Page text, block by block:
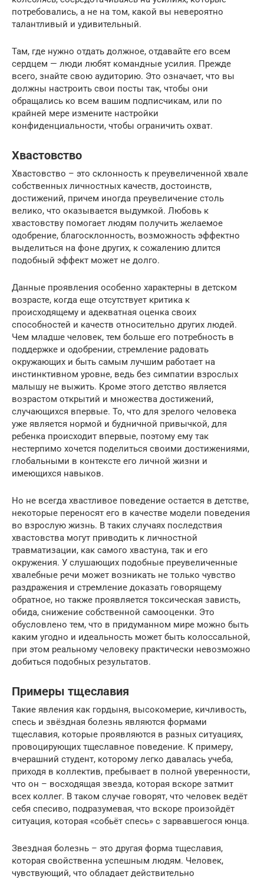
потребовались, а не на том, какой вы невероятно
талантливый и удивительный.
Там, где нужно отдать должное, отдавайте его всем
сердцем — люди любят командные усилия. Прежде
всего, знайте свою аудиторию. Это означает, что вы
должны настроить свои посты так, чтобы они
обращались ко всем вашим подписчикам, или по
крайней мере измените настройки
конфиденциальности, чтобы ограничить охват.
Хвастовство
Хвастовство – это склонность к преувеличенной хвале
собственных личностных качеств, достоинств,
достижений, причем иногда преувеличение столь
велико, что оказывается выдумкой. Любовь к
хвастовству помогает людям получить желаемое
одобрение, благосклонность, возможность эффектно
выделиться на фоне других, к сожалению длится
подобный эффект может не долго.
Данные проявления особенно характерны в детском
возрасте, когда еще отсутствует критика к
происходящему и адекватная оценка своих
способностей и качеств относительно других людей.
Чем младше человек, тем больше его потребность в
поддержке и одобрении, стремление радовать
окружающих и быть самым лучшим работает на
инстинктивном уровне, ведь без симпатии взрослых
малышу не выжить. Кроме этого детство является
возрастом открытий и множества достижений,
случающихся впервые. То, что для зрелого человека
уже является нормой и будничной привычкой, для
ребенка происходит впервые, поэтому ему так
нестерпимо хочется поделиться своими достижениями,
глобальными в контексте его личной жизни и
имеющихся навыков.
Но не всегда хвастливое поведение остается в детстве,
некоторые переносят его в качестве модели поведения
во взрослую жизнь. В таких случаях последствия
хвастовства могут приводить к личностной
травматизации, как самого хвастуна, так и его
окружения. У слушающих подобные преувеличенные
хвалебные речи может возникать не только чувство
раздражения и стремление доказать говорящему
обратное, но также проявляется токсическая зависть,
обида, снижение собственной самооценки. Это
обусловлено тем, что в придуманном мире можно быть
каким угодно и идеальность может быть колоссальной,
при этом реальному человеку практически невозможно
добиться подобных результатов.
Примеры тщеславия
Такие явления как гордыня, высокомерие, кичливость,
спесь и звёздная болезнь являются формами
тщеславия, которые проявляются в разных ситуациях,
провоцирующих тщеславное поведение. К примеру,
вчерашний студент, которому легко давалась учеба,
приходя в коллектив, пребывает в полной уверенности,
что он – восходящая звезда, которая вскоре затмит
всех коллег. В таком случае говорят, что человек ведёт
себя спесиво, подразумевая, что вскоре произойдёт
ситуация, которая «собьёт спесь» с зарвавшегося юнца.
Звездная болезнь – это другая форма тщеславия,
которая свойственна успешным людям. Человек,
чувствующий, что обладает действительно